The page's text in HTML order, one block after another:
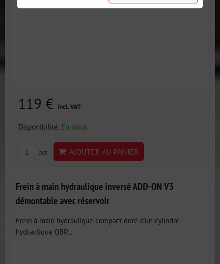
119 € incl. VAT
Disponibilité: En stock
pcs AJOUTER AU PANIER
Frein à main hydraulique inversé ADD-ON V3
démontable avec réservoir
Frein à main hydraulique compact doté d'un cylindre
hydraulique OBP...